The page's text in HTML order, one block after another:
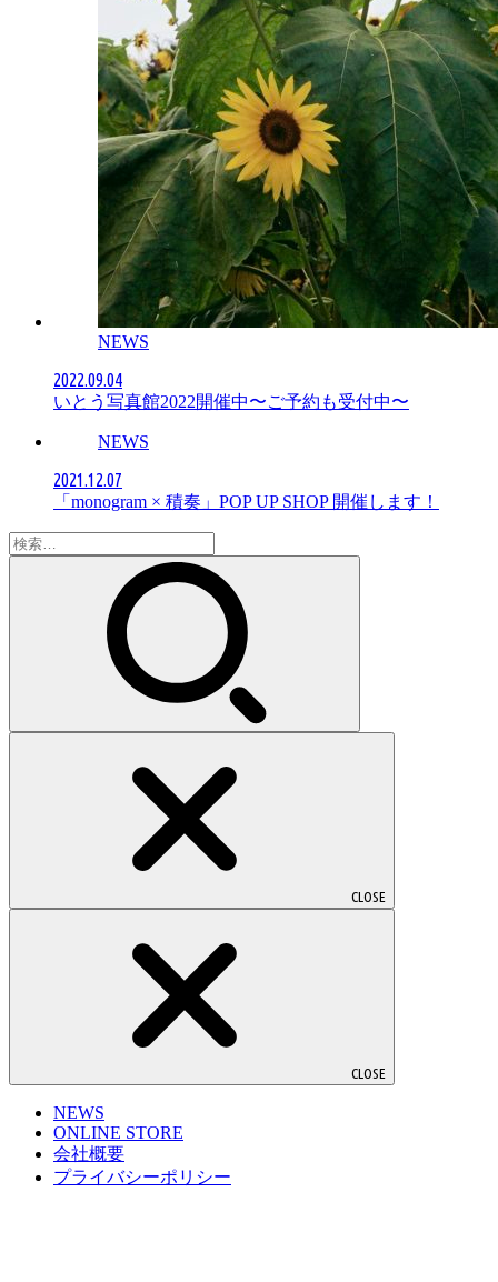
NEWS
2022.09.04
いとう写真館2022開催中〜ご予約も受付中〜
NEWS
2021.12.07
「monogram × 積奏」POP UP SHOP 開催します！
検
索:
CLOSE
CLOSE
NEWS
ONLINE STORE
会社概要
プライバシーポリシー